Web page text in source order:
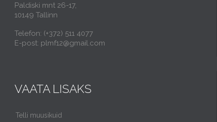
Paldiski mnt 26-17,
10149 Tallinn
Telefon: (+372) 511 4077
E-post: plmf12@gmail.com
VAATA LISAKS
Telli muusikuid